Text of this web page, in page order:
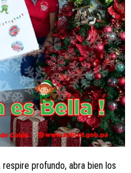
profundo, abra bien los